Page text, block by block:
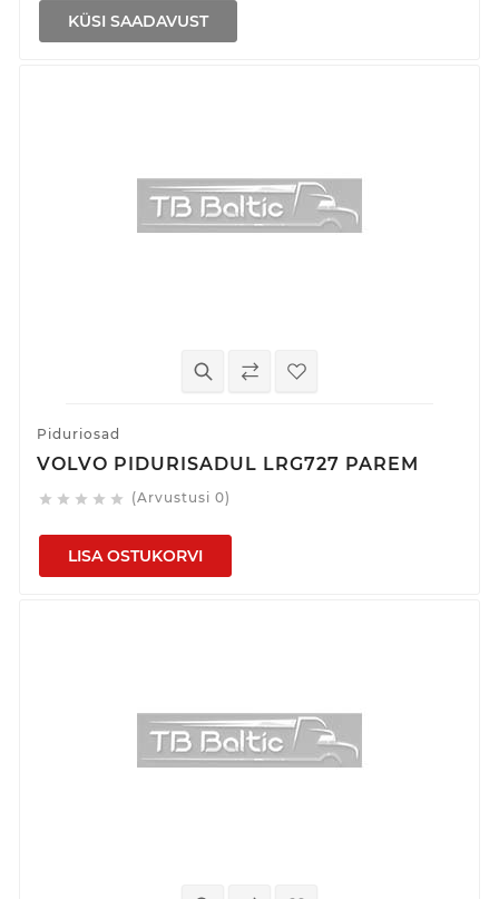
KÜSI SAADAVUST
Piduriosad
VOLVO PIDURISADUL LRG727 PAREM
     (Arvustusi 0)
LISA OSTUKORVI